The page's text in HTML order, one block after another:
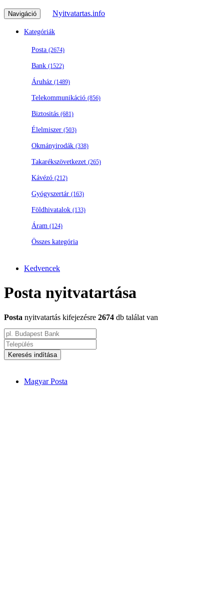
Navigáció Nyitvatartas.info
Kategóriák
Posta (2674)
Bank (1522)
Áruház (1489)
Telekommunikáció (856)
Biztositás (681)
Élelmiszer (503)
Okmányirodák (338)
Takarékszövetkezet (265)
Kávézó (212)
Gyógyszertár (163)
Földhivatalok (133)
Áram (124)
Összes kategória
Kedvencek
Posta nyitvatartása
Posta nyitvatartás kifejezésre 2674 db találat van
Keresés indítása
Magyar Posta